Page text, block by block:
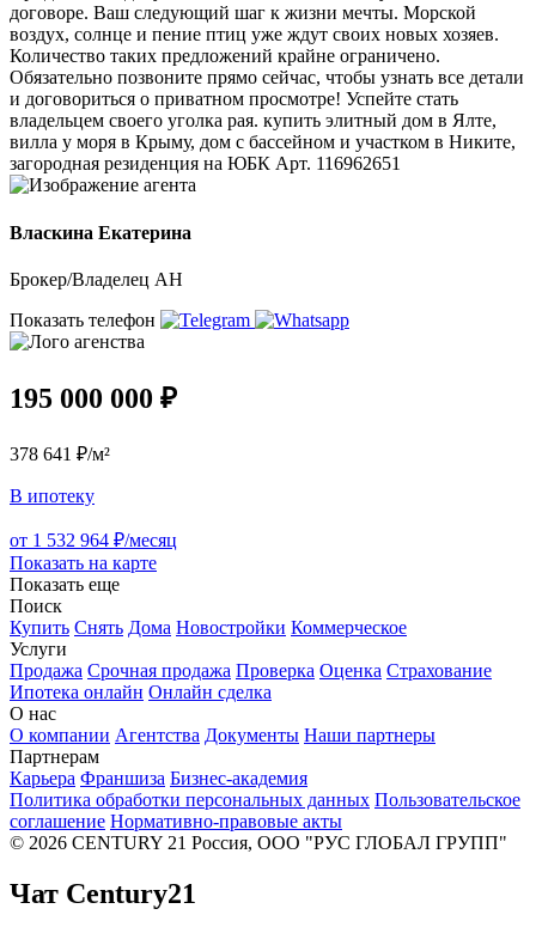
договоре. Ваш следующий шаг к жизни мечты. Морской
воздух, солнце и пение птиц уже ждут своих новых хозяев.
Количество таких предложений крайне ограничено.
Обязательно позвоните прямо сейчас, чтобы узнать все детали
и договориться о приватном просмотре! Успейте стать
владельцем своего уголка рая. купить элитный дом в Ялте,
вилла у моря в Крыму, дом с бассейном и участком в Никите,
загородная резиденция на ЮБК Арт. 116962651
Власкина Екатерина
Брокер/Владелец АН
Показать телефон
195 000 000 ₽
378 641 ₽/м²
В ипотеку
от 1 532 964 ₽/месяц
Показать на карте
Показать еще
Поиск
Купить Снять Дома Новостройки Коммерческое
Услуги
Продажа Срочная продажа Проверка Оценка Страхование
Ипотека онлайн Онлайн сделка
О нас
О компании Агентства Документы Наши партнеры
Партнерам
Карьера Франшиза Бизнес-академия
Политика обработки персональных данных Пользовательское
соглашение Нормативно-правовые акты
© 2026 CENTURY 21 Россия, ООО "РУС ГЛОБАЛ ГРУПП"
Чат Century21